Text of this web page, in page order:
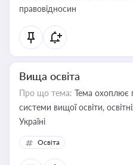
правовідносин
Вища освіта
Про що тема: Тема охоплює
системи вищої освіти,
Україні
Освіта